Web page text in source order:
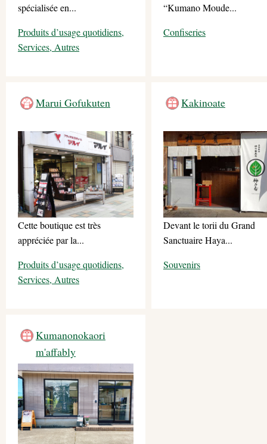
spécialisée en...
Produits d’usage quotidiens,
Services, Autres
“Kumano Moude...
Confiseries
Marui Gofukuten
Cette boutique est très
appréciée par la...
Produits d’usage quotidiens,
Services, Autres
Kakinoate
Devant le torii du Grand
Sanctuaire Haya...
Souvenirs
Kumanonokaori
m'affably